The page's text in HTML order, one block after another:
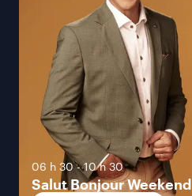
06 h 30- 10 h 30
Salut Bonjour Weekend